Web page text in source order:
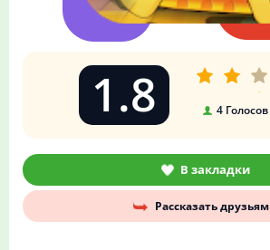
1.8 4Голосов
В закладки
Рассказать друзьям